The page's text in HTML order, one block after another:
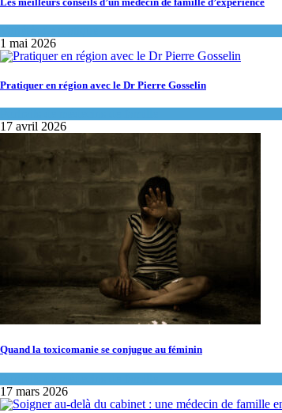
1 mai 2026
Pratiquer en région avec le Dr Pierre Gosselin
17 avril 2026
Quand la toxicomanie se conjugue au féminin
17 mars 2026